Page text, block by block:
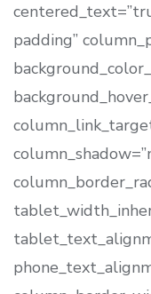
padding”